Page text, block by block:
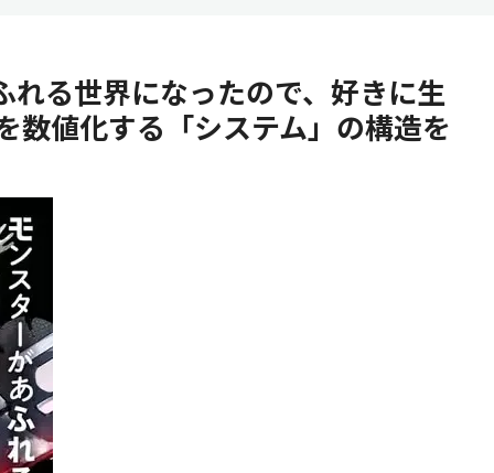
る世界になったので、好きに生
数値化する「システム」の構造を